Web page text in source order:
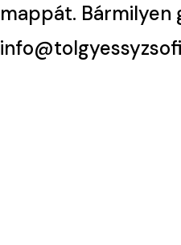
mappát. Bármilyen